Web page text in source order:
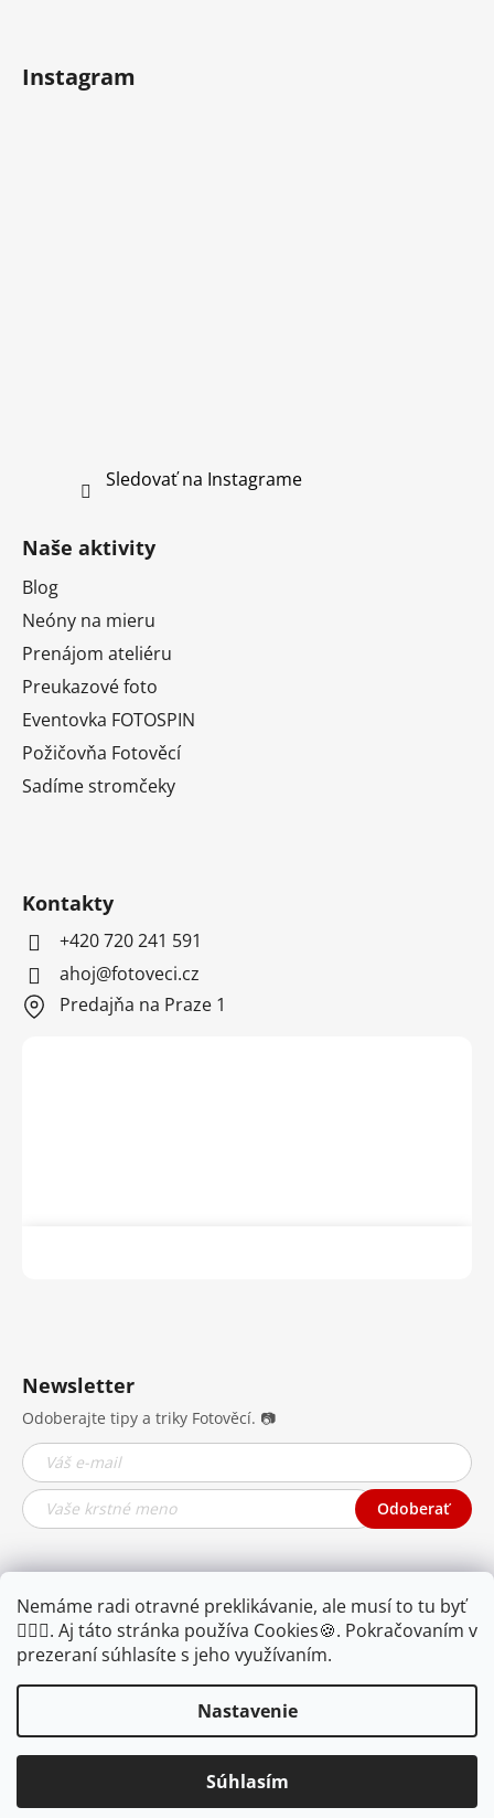
Nemáme radi otravné preklikávanie, ale musí to tu byť
🤦🏾‍♂️. Aj táto stránka používa Cookies🍪. Pokračovaním v
prezeraní súhlasíte s jeho využívaním.
Nastavenie
Súhlasím
Instagram
Sledovať na Instagrame
Naše aktivity
Blog
Neóny na mieru
Prenájom ateliéru
Preukazové foto
Eventovka FOTOSPIN
Požičovňa Fotověcí
Sadíme stromčeky
Kontakty
+420 720 241 591
ahoj@fotoveci.cz
Predajňa na Praze 1
Newsletter
Odoberajte tipy a triky Fotověcí. 📷
Odoberať
YOUTUBE FB IG